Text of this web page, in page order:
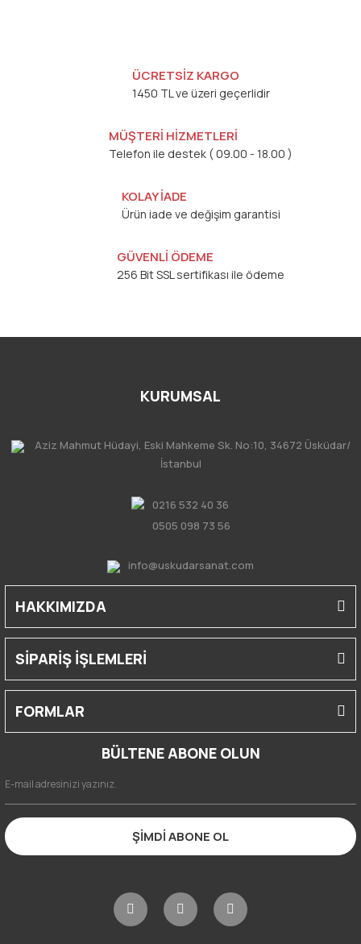
ÜCRETSİZ KARGO
1450 TL ve üzeri geçerlidir
MÜŞTERİ HİZMETLERİ
Telefon ile destek ( 09.00 - 18.00 )
KOLAY İADE
Ürün iade ve değişim garantisi
GÜVENLİ ÖDEME
256 Bit SSL sertifikası ile ödeme
KURUMSAL
Aziz Mahmut Hüdayi, Eski Mahkeme Sk. No:10, 34672 Üsküdar/
İstanbul
0216 532 40 36
0505 098 73 56
info@uskudarsanat.com
HAKKIMIZDA
SİPARİŞ İŞLEMLERİ
FORMLAR
BÜLTENE ABONE OLUN
ŞİMDİ ABONE OL